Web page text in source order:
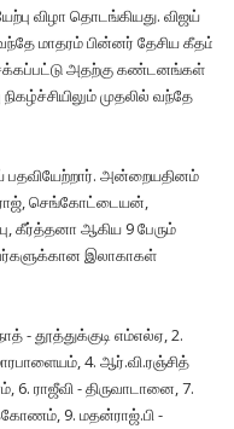
விழா தொடங்கியது. விஜய்
மாதரம் பின்னர் தேசிய கீதம்
அதற்கு கண்டனங்கள்
முதலில் வந்தே
பதவியேற்றார். அன்றையதினம்
செங்கோட்டையன்,
கீர்த்தனா ஆகிய 9 பேரும்
இலாகாகள்
- தூத்துக்குடி எம்எல்ஏ, 2.
4. ஆர்.வி.ரஞ்சித்
6. ராஜீவி - திருவாடானை, 7.
9. மதன்ராஜ்.பி -